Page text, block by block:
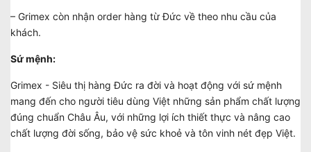
– Grimex còn nhận order hàng từ Đức về theo nhu cầu của
khách.
Sứ mệnh:
Grimex - Siêu thị hàng Đức ra đời và hoạt động với sứ mệnh
mang đến cho người tiêu dùng Việt những sản phẩm chất lượng
đúng chuẩn Châu Âu, với những lợi ích thiết thực và nâng cao
chất lượng đời sống, bảo vệ sức khoẻ và tôn vinh nét đẹp Việt.